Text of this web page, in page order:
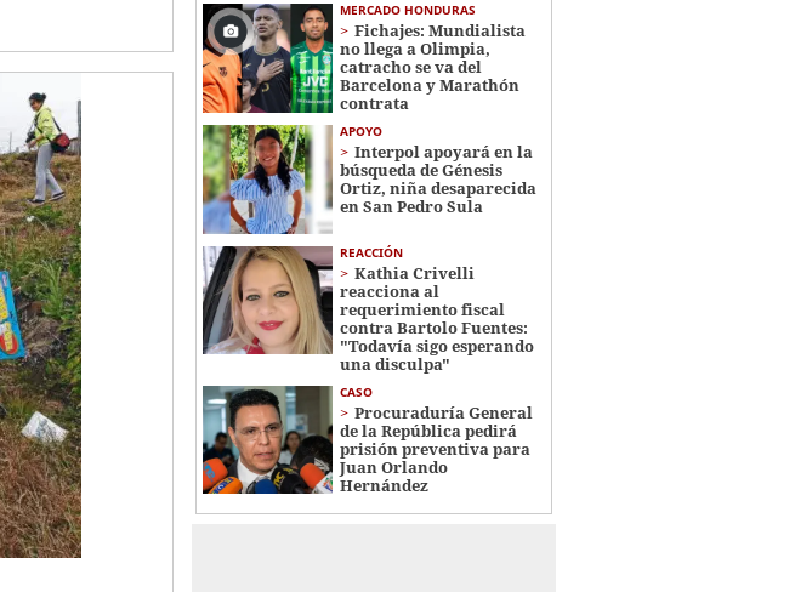
MERCADO HONDURAS
Fichajes: Mundialista
no llega a Olimpia,
catracho se va del
Barcelona y Marathón
contrata
APOYO
Interpol apoyará en la
búsqueda de Génesis
Ortiz, niña desaparecida
en San Pedro Sula
REACCIÓN
Kathia Crivelli
reacciona al
requerimiento fiscal
contra Bartolo Fuentes:
"Todavía sigo esperando
una disculpa"
CASO
Procuraduría General
de la República pedirá
prisión preventiva para
Juan Orlando
Hernández